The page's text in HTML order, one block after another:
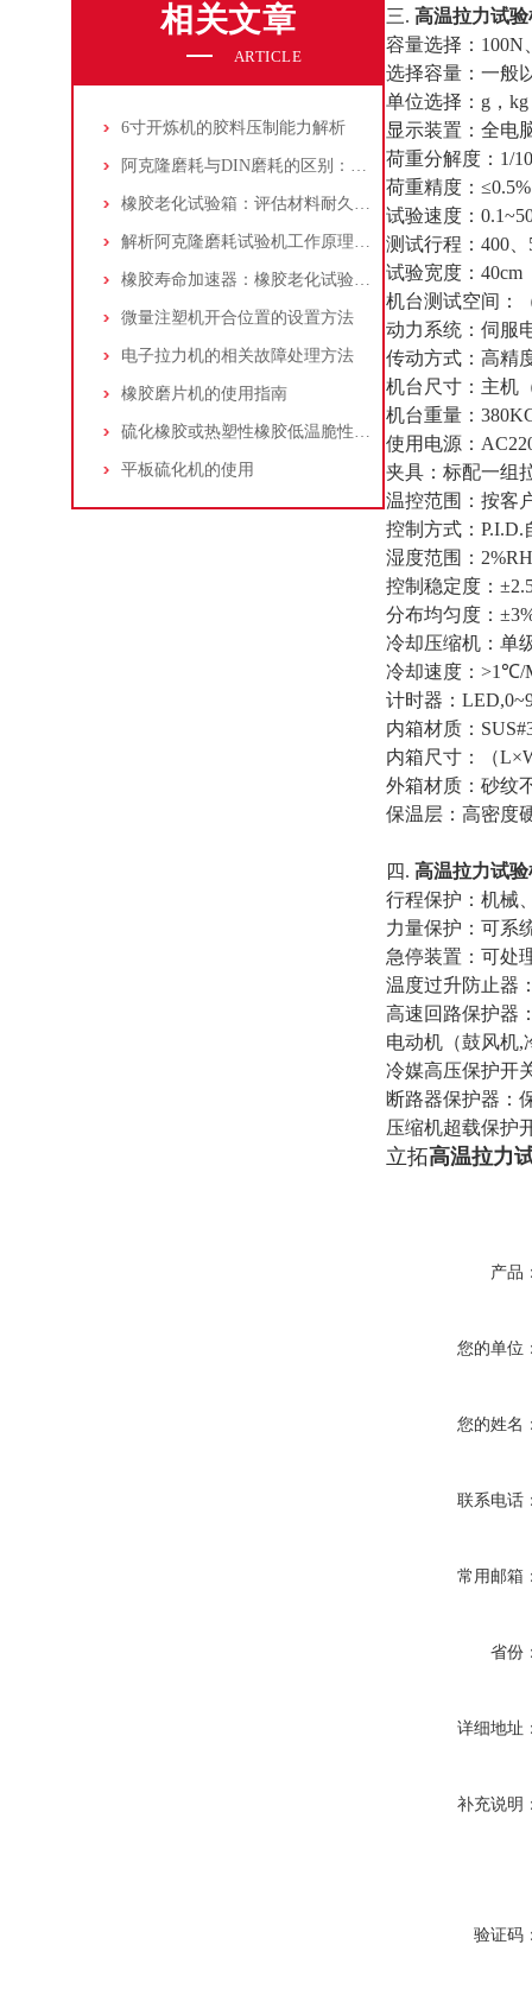
相关文章
ARTICLE
6寸开炼机的胶料压制能力解析
阿克隆磨耗与DIN磨耗的区别：阿克隆磨耗试验机选型与结果解读
橡胶老化试验箱：评估材料耐久性的关键工具
解析阿克隆磨耗试验机工作原理、操作规范与核心应用场景
橡胶寿命加速器：橡胶老化试验箱标准化操作全解析
微量注塑机开合位置的设置方法
电子拉力机的相关故障处理方法
橡胶磨片机的使用指南
硫化橡胶或热塑性橡胶低温脆性的测定
平板硫化机的使用
三. 高温拉力试验
容量选择： 100N
选择容量：一般
单位选择： g， kg
显示装置：全电
荷重分解度： 1/
荷重精度： ≤0.5%
试验速度：
测试行程： 400、
试验宽度： 40cm
机台测试空间：
动力系统：伺服
传动方式：高精
机台尺寸：主机
机台重量：
使用电源：
夹具：标配一组
温控范围：按客
控制方式： P.I.D.
湿度范围：
控制稳定度：
分布均匀度：
冷却压缩机：单
冷却速度： >1 ℃/
计时器：
内箱材质：
内箱尺寸：（
外箱材质：砂纹
保温层：高密度
四. 高温拉力试验
行程保护：机械
力量保护：可系
急停装置：可处
温度过升防止器
高速回路保护器
电动机（鼓风机,
冷媒高压保护开
断路器保护器：
压缩机超载保护
立拓高温拉力
产品
您的单位
您的姓名
联系电话
常用邮箱
省份
详细地址
补充说明
验证码